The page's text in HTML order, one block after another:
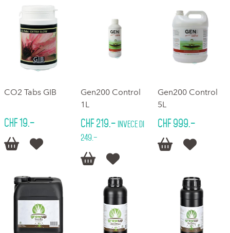
CO2 Tabs GIB
CHF 19.–
 
Gen200 Control
1L
CHF 219.– invece di
249.–
 
Gen200 Control
5L
CHF 999.–
 